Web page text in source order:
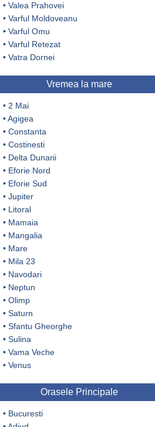
• Valea Prahovei
• Varful Moldoveanu
• Varful Omu
• Varful Retezat
• Vatra Dornei
Vremea la mare
• 2 Mai
•Agigea
• Constanta
• Costinesti
• Delta Dunarii
• Eforie Nord
• Eforie Sud
• Jupiter
• Litoral
• Mamaia
• Mangalia
• Mare
• Mila 23
• Navodari
• Neptun
• Olimp
• Saturn
• Sfantu Gheorghe
• Sulina
• Vama Veche
• Venus
Orasele Principale
• Bucuresti